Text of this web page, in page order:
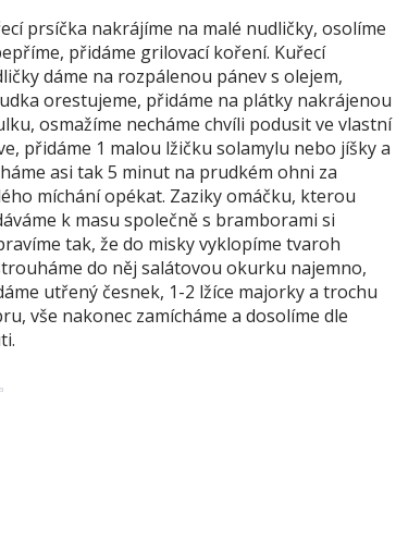
prsíčka nakrájíme na malé nudličky, osolíme
přidáme grilovací koření. Kuřecí
dáme na rozpálenou pánev s olejem,
orestujeme, přidáme na plátky nakrájenou
osmažíme necháme chvíli podusit ve vlastní
přidáme 1 malou lžičku solamylu nebo jíšky a
asi tak 5 minut na prudkém ohni za
míchání opékat. Zaziky omáčku, kterou
k masu společně s bramborami si
tak, že do misky vyklopíme tvaroh
do něj salátovou okurku najemno,
utřený česnek, 1-2 lžíce majorky a trochu
vše nakonec zamícháme a dosolíme dle